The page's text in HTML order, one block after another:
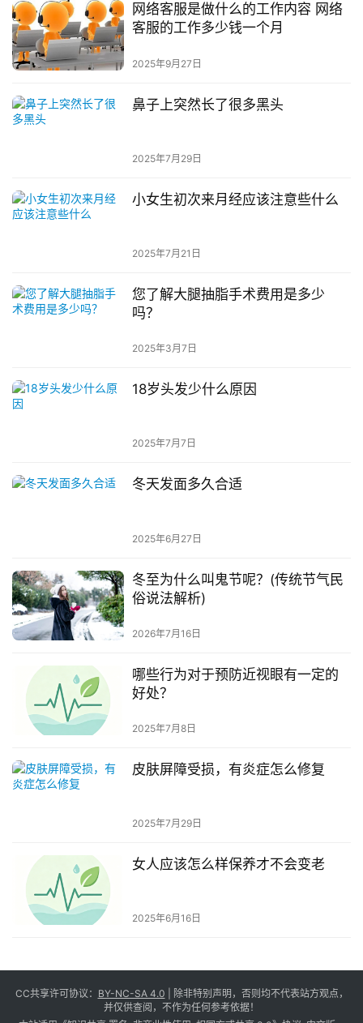
网络客服是做什么的工作内容 网络
客服的工作多少钱一个月
2025年9月27日
鼻子上突然长了很多黑头
2025年7月29日
小女生初次来月经应该注意些什么
2025年7月21日
您了解大腿抽脂手术费用是多少
吗？
2025年3月7日
18岁头发少什么原因
2025年7月7日
冬天发面多久合适
2025年6月27日
冬至为什么叫鬼节呢？(传统节气民
俗说法解析)
2026年7月16日
哪些行为对于预防近视眼有一定的
好处？
2025年7月8日
皮肤屏障受损，有炎症怎么修复
2025年7月29日
女人应该怎么样保养才不会变老
2025年6月16日
CC共享许可协议： BY-NC-SA 4.0 | 除非特别声明，否则均不代表站方观点，
并仅供查阅，不作为任何参考依据！